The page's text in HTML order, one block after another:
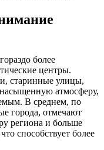
более
центры.
старинные улицы,
атмосферу,
В среднем, по
города, отмечают
региона и больше
способствует более